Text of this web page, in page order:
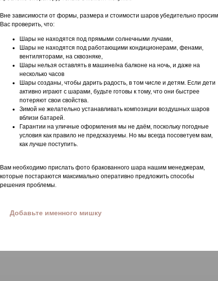
Вне зависимости от формы, размера и стоимости шаров убедительно просим
Вас проверить, что:
Шары не находятся под прямыми солнечными лучами,
Шары не находятся под работающими кондиционерами, фенами,
вентиляторами, на сквозняке,
Шары нельзя оставлять в машине/на балконе на ночь, и даже на
несколько часов
Шары созданы, чтобы дарить радость, в том числе и детям. Если дети
активно играют с шарами, будьте готовы к тому, что они быстрее
потеряют свои свойства.
Зимой не желательно устанавливать композиции воздушных шаров
вблизи батарей.
Гарантии на уличные оформления мы не даём, поскольку погодные
условия как правило не предсказуемы. Но мы всегда посоветуем вам,
как лучше поступить.
Вам необходимо прислать фото бракованного шара нашим менеджерам,
которые постараются максимально оперативно предложить способы
решения проблемы.
Добавьте именного мишку